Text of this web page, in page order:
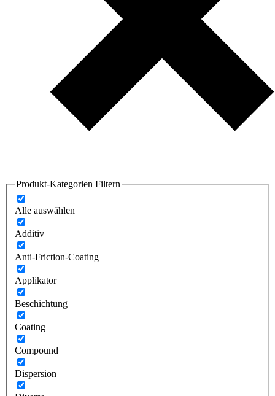
Produkt-Kategorien Filtern
Alle auswählen
Additiv
Anti-Friction-Coating
Applikator
Beschichtung
Coating
Compound
Dispersion